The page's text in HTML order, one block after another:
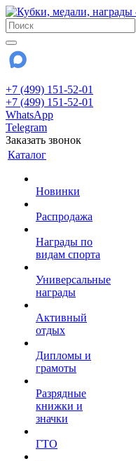
+7 (499) 151-52-01
+7 (499) 151-52-01
WhatsApp
Telegram
Заказать звонок
Каталог
Новинки
Распродажа
Награды по
видам спорта
Универсальные
награды
Активный
отдых
Дипломы и
грамоты
Разрядные
книжки и
значки
ГТО